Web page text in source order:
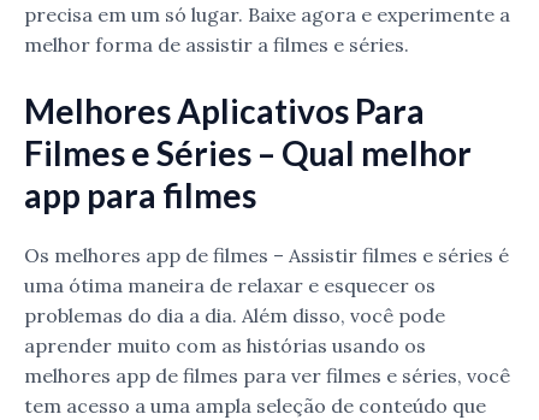
precisa em um só lugar. Baixe agora e experimente a
melhor forma de assistir a filmes e séries.
Melhores Aplicativos Para
Filmes e Séries – Qual melhor
app para filmes
Os melhores app de filmes – Assistir filmes e séries é
uma ótima maneira de relaxar e esquecer os
problemas do dia a dia. Além disso, você pode
aprender muito com as histórias usando os
melhores app de filmes para ver filmes e séries, você
tem acesso a uma ampla seleção de conteúdo que